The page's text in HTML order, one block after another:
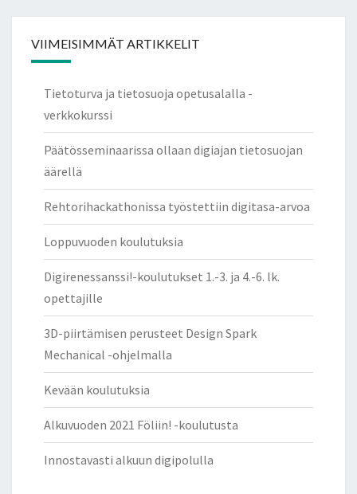
VIIMEISIMMÄT ARTIKKELIT
Tietoturva ja tietosuoja opetusalalla -
verkkokurssi
Päätösseminaarissa ollaan digiajan tietosuojan
äärellä
Rehtorihackathonissa työstettiin digitasa-arvoa
Loppuvuoden koulutuksia
Digirenessanssi!-koulutukset 1.-3. ja 4.-6. lk.
opettajille
3D-piirtämisen perusteet Design Spark
Mechanical -ohjelmalla
Kevään koulutuksia
Alkuvuoden 2021 Föliin! -koulutusta
Innostavasti alkuun digipolulla